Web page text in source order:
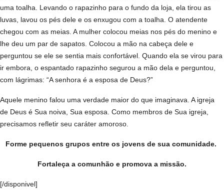
uma toalha. Levando o rapazinho para o fundo da loja, ela tirou as
luvas, lavou os pés dele e os enxugou com a toalha. O atendente
chegou com as meias. A mulher colocou meias nos pés do menino e
lhe deu um par de sapatos. Colocou a mão na cabeça dele e
perguntou se ele se sentia mais confortável. Quando ela se virou para
ir embora, o espantado rapazinho segurou a mão dela e perguntou,
com lágrimas: “A senhora é a esposa de Deus?”
Aquele menino falou uma verdade maior do que imaginava. A igreja
de Deus é Sua noiva, Sua esposa. Como membros de Sua igreja,
precisamos refletir seu caráter amoroso.
Forme pequenos grupos entre os jovens de sua comunidade.
Fortaleça a comunhão e promova a missão.
[/disponivel]